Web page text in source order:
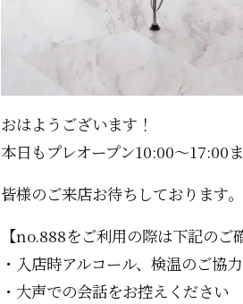
おはようございます！️
本日もプレオープン10:00〜17:00
皆様のご来店お待ちしております。
【no.888をご利用の際は下記のご
・入店時アルコール、検温のご協力
・大声での会話をお控えください